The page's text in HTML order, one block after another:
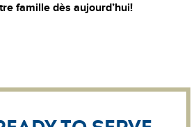
famille dès aujourd’hui!